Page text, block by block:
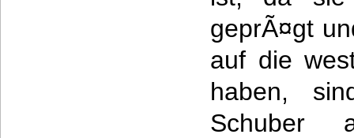
geprÃ¤gt
auf die
haben,
Schuber